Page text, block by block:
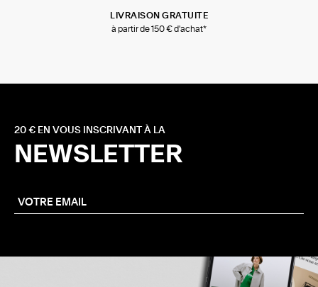
LIVRAISON GRATUITE
à partir de 150 € d'achat*
20 € EN VOUS INSCRIVANT À LA
NEWSLETTER